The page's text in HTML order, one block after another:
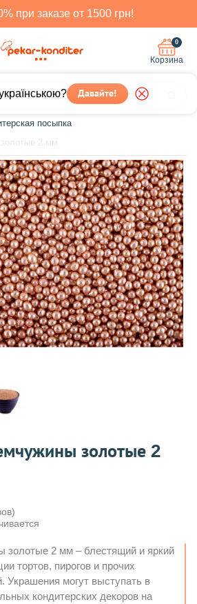
при заказе от 1500 грн!
Давайте!
0
Корзина
посыпка
золотые 2
2 мм – блестящий и яркий
тортов, пирогов и прочих
Украшения могут выступать в
кондитерских декоров на